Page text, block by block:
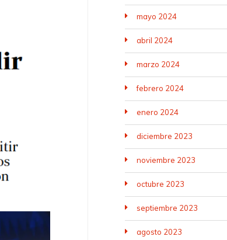
mayo 2024
abril 2024
marzo 2024
febrero 2024
enero 2024
diciembre 2023
noviembre 2023
octubre 2023
septiembre 2023
agosto 2023